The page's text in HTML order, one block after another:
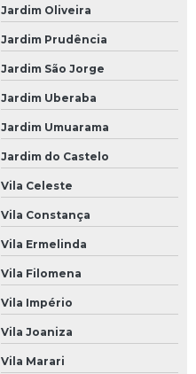
Jardim Oliveira
Jardim Prudência
Jardim São Jorge
Jardim Uberaba
Jardim Umuarama
Jardim do Castelo
Vila Celeste
Vila Constança
Vila Ermelinda
Vila Filomena
Vila Império
Vila Joaniza
Vila Marari